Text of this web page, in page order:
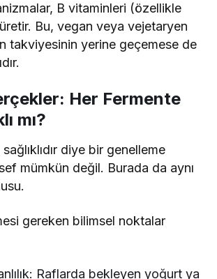
B vitaminleri (özellikle
Bu, vegan veya vejetaryen
takviyesinin yerine geçemese de
Her Fermente
mı?
diye bir genelleme
mümkün değil. Burada da aynı
gereken bilimsel noktalar
Raflarda bekleyen yoğurt ya